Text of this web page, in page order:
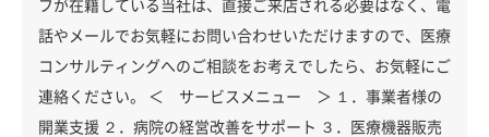
フが在籍している当社は、直接ご来店される必要はなく、電
話やメールでお気軽にお問い合わせいただけますので、医療
コンサルティングへのご相談をお考えでしたら、お気軽にご
連絡ください。 ＜ サービスメニュー ＞ １．事業者様の
開業支援 ２．病院の経営改善をサポート ３．医療機器販売